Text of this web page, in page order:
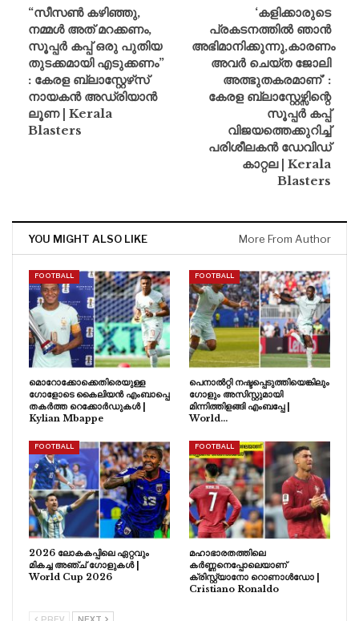
“സീസൺ കഴിഞ്ഞു,
നമ്മൾ അത് മറക്കണം,
സൂപ്പർ കപ്പ് ഒരു പുതിയ
തുടക്കമായി എടുക്കണം”
: കേരള ബ്ലാസ്റ്റേഴ്‌സ്
നായകൻ അഡ്രിയാൻ
ലൂണ | Kerala
Blasters
‘കളിക്കാരുടെ
പ്രകടനത്തിൽ ഞാൻ
അഭിമാനിക്കുന്നു,കാരണം
അവർ ചെയ്ത ജോലി
അത്ഭുതകരമാണ്’ :
കേരള ബ്ലാസ്റ്റേഴ്സിന്റെ
സൂപ്പർ കപ്പ്
വിജയത്തെക്കുറിച്ച്
പരിശീലകൻ ഡേവിഡ്
കാറ്റല | Kerala
Blasters
YOU MIGHT ALSO LIKE More From Author
FOOTBALL
മൊറോക്കോക്കെതിരെയുള്ള
ഗോളോടെ കൈലിയൻ എംബാപ്പെ
തകർത്ത റെക്കോർഡുകൾ |
Kylian Mbappe
FOOTBALL
പെനാൽറ്റി നഷ്ടപ്പെടുത്തിയെങ്കിലും
ഗോളും അസിസ്റ്റുമായി
മിന്നിത്തിളങ്ങി എംബപ്പേ |
World…
FOOTBALL
2026 ലോകകപ്പിലെ ഏറ്റവും
മികച്ച അഞ്ച് ഗോളുകൾ |
World Cup 2026
FOOTBALL
മഹാഭാരതത്തിലെ
കർണ്ണനെപ്പോലെയാണ്
ക്രിസ്റ്റ്യാനോ റൊണാൾഡോ |
Cristiano Ronaldo